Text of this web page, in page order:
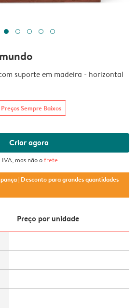
suporte em madeira - horizontal
Preços Sempre Baixos
Criar agora
mas não ofrete.
| Desconto para grandes quantidades
Preço por unidade